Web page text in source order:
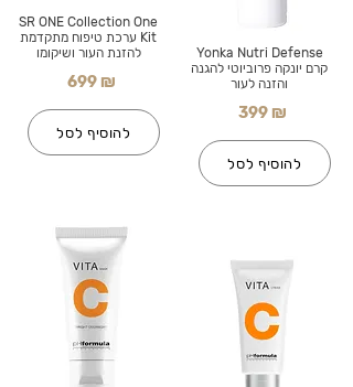
SR ONE Collection One
Kit ערכת טיפוח מתקדמת
להזנת העור ושיקומו
699 ₪
להוסיף לסל
Yonka Nutri Defense
קרם יונקה פרוביוטי להגנה
והזנה לעור
399 ₪
להוסיף לסל